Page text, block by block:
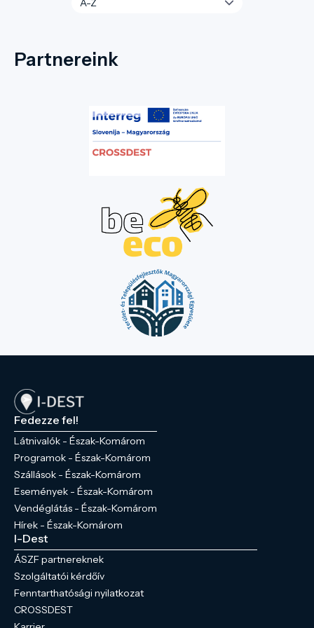
Partnereink
Fedezze fel!
Látnivalók - Észak-Komárom
Programok - Észak-Komárom
Szállások - Észak-Komárom
Események - Észak-Komárom
Vendéglátás - Észak-Komárom
Hírek - Észak-Komárom
I-Dest
ÁSZF partnereknek
Szolgáltatói kérdőív
Fenntarthatósági nyilatkozat
CROSSDEST